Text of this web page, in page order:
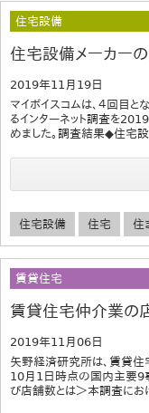
住宅設備
住宅設備メーカーの
2019年11月19日
マイボイスコムは、４回目と
るインターネット調査を
めました。調査結果◆住宅
住宅設備 住宅 住
賃貸住宅
賃貸住宅仲介業の
2019年11月06日
矢野経済研究所は、賃貸
10月1日時点の国内主要9
び店舗数とは＞本調査に